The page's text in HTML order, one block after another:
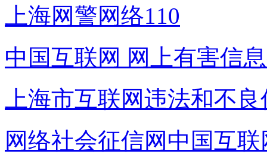
上海网警网络110
中国互联网 网上有害信
上海市互联网违法和不
网络社会征信网 中国互